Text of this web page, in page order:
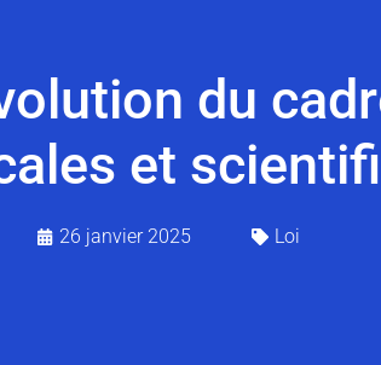
du
et
26 janvier 2025 Loi